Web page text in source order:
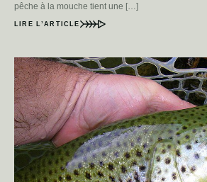
pêche à la mouche tient une […]
LIRE L’ARTICLE